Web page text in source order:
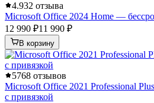
4.932 отзыва
Microsoft Office 2024 Home —
12 990 ₽11 990 ₽
В корзину
5768 отзывов
Microsoft Office 2021 Professional
с привязкой